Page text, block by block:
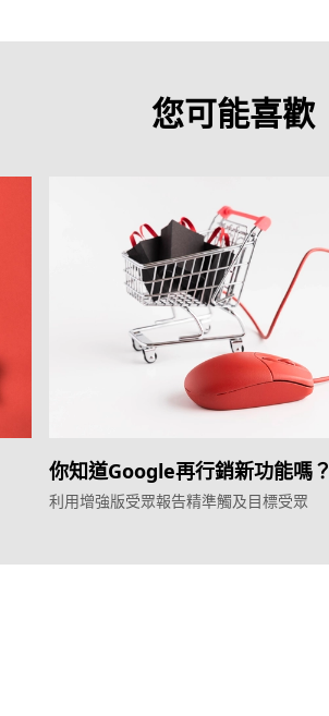
您可能喜歡
你知道Google再行銷新功能嗎？
利用增強版受眾報告精準觸及目標受眾